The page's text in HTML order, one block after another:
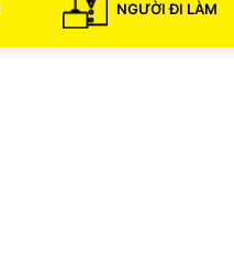
NGƯỜI ĐI LÀM